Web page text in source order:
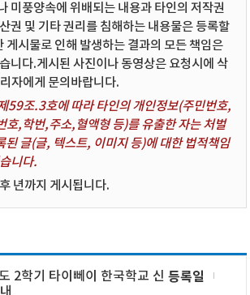
미풍양속에 위배되는 내용과 타인의 저작권
권 및 기타 권리를 침해하는 내용물은 등록할
게시물로 인해 발생하는 결과의 모든 책임은
니다.게시된 사진이나 동영상은 요청시에 삭
자에게 문의바랍니다.
59조.3호에 따라 타인의 개인정보(주민번호,
호,학번,주소,혈액형 등)를 유출한 자는 처벌
된 글(글, 텍스트, 이미지 등)에 대한 법적책임
니다.
년까지 게시됩니다.
2학기 타이뻬이 한국학교 신 등록일